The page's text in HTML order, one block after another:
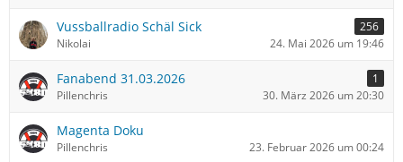
Vussballradio Schäl Sick
256
Nikolai
24. Mai 2026 um 19:46
Fanabend 31.03.2026
1
Pillenchris
30. März 2026 um 20:30
Magenta Doku
Pillenchris 23. Februar 2026 um 00:24